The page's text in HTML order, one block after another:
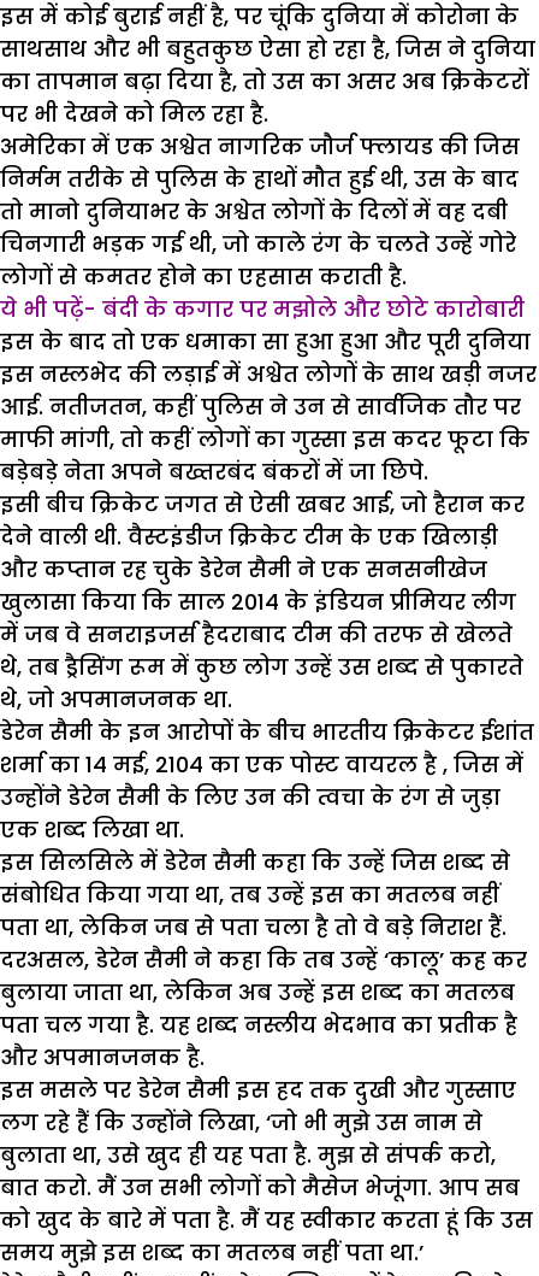
इस में कोई बुराई नहीं है, पर चूंकि दुनिया में कोरोना के
साथसाथ और भी बहुतकुछ ऐसा हो रहा है, जिस ने दुनिया
का तापमान बढ़ा दिया है, तो उस का असर अब क्रिकेटरों
पर भी देखने को मिल रहा है.
अमेरिका में एक अश्वेत नागरिक जौर्ज फ्लायड की जिस
निर्मम तरीके से पुलिस के हाथों मौत हुई थी, उस के बाद
तो मानो दुनियाभर के अश्वेत लोगों के दिलों में वह दबी
चिनगारी भड़क गई थी, जो काले रंग के चलते उन्हें गोरे
लोगों से कमतर होने का एहसास कराती है.
ये भी पढ़ें- बंदी के कगार पर मझोले और छोटे कारोबारी
इस के बाद तो एक धमाका सा हुआ हुआ और पूरी दुनिया
इस नस्लभेद की लड़ाई में अश्वेत लोगों के साथ खड़ी नजर
आई. नतीजतन, कहीं पुलिस ने उन से सार्वजिक तौर पर
माफी मांगी, तो कहीं लोगों का गुस्सा इस कदर फूटा कि
बड़ेबड़े नेता अपने बख्तरबंद बंकरों में जा छिपे.
इसी बीच क्रिकेट जगत से ऐसी खबर आई, जो हैरान कर
देने वाली थी. वैस्टइंडीज क्रिकेट टीम के एक खिलाड़ी
और कप्तान रह चुके डेरेन सैमी ने एक सनसनीखेज
खुलासा किया कि साल 2014 के इंडियन प्रीमियर लीग
में जब वे सनराइजर्स हैदराबाद टीम की तरफ से खेलते
थे, तब ड्रैसिंग रूम में कुछ लोग उन्हें उस शब्द से पुकारते
थे, जो अपमानजनक था.
डेरेन सैमी के इन आरोपों के बीच भारतीय क्रिकेटर ईशांत
शर्मा का 14 मई, 2104 का एक पोस्ट वायरल है , जिस में
उन्होंने डेरेन सैमी के लिए उन की त्वचा के रंग से जुड़ा
एक शब्द लिखा था.
इस सिलसिले में डेरेन सैमी कहा कि उन्हें जिस शब्द से
संबोधित किया गया था, तब उन्हें इस का मतलब नहीं
पता था, लेकिन जब से पता चला है तो वे बड़े निराश हैं.
दरअसल, डेरेन सैमी ने कहा कि तब उन्हें ‘कालू’ कह कर
बुलाया जाता था, लेकिन अब उन्हें इस शब्द का मतलब
पता चल गया है. यह शब्द नस्लीय भेदभाव का प्रतीक है
और अपमानजनक है.
इस मसले पर डेरेन सैमी इस हद तक दुखी और गुस्साए
लग रहे हैं कि उन्होंने लिखा, ‘जो भी मुझे उस नाम से
बुलाता था, उसे खुद ही यह पता है. मुझ से संपर्क करो,
बात करो. मैं उन सभी लोगों को मैसेज भेजूंगा. आप सब
को खुद के बारे में पता है. मैं यह स्वीकार करता हूं कि उस
समय मुझे इस शब्द का मतलब नहीं पता था.’